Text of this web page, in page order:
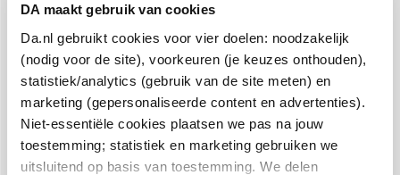
DA maakt gebruik van cookies
Da.nl gebruikt cookies voor vier doelen: noodzakelijk
(nodig voor de site), voorkeuren (je keuzes onthouden),
statistiek/analytics (gebruik van de site meten) en
marketing (gepersonaliseerde content en advertenties).
Niet-essentiële cookies plaatsen we pas na jouw
toestemming; statistiek en marketing gebruiken we
uitsluitend op basis van toestemming. We delen
8.6 uit4.106 reviews
Over DA
Klantenservice
Assortiment